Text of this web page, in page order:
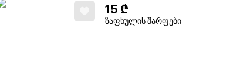
15 ₾
ზაფხულის შარფები